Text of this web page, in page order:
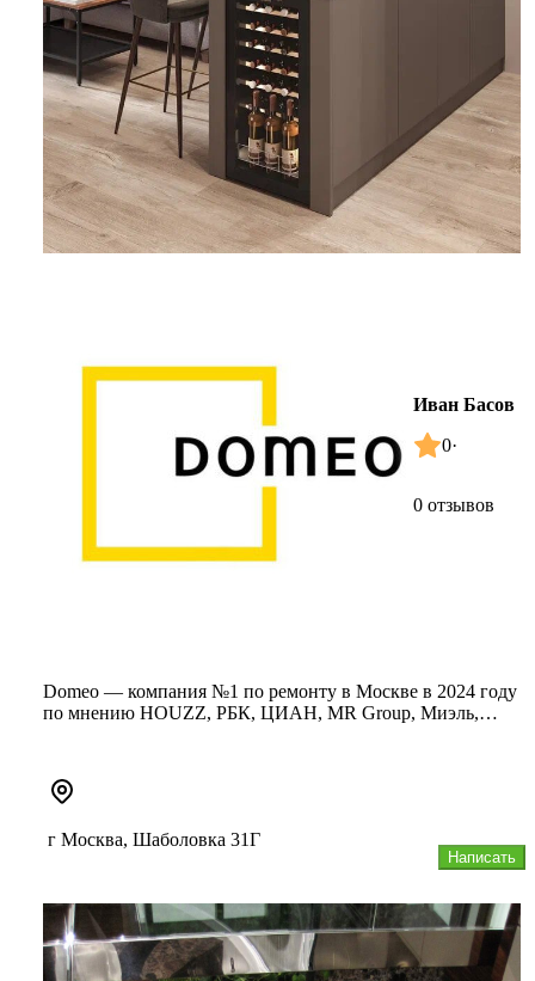
Иван Басов
0·
0 отзывов
Domeo — компания №1 по ремонту в Москве в 2024 году
по мнению HOUZZ, РБК, ЦИАН, MR Group, Миэль,
Написать
г Москва, Шаболовка 31Г